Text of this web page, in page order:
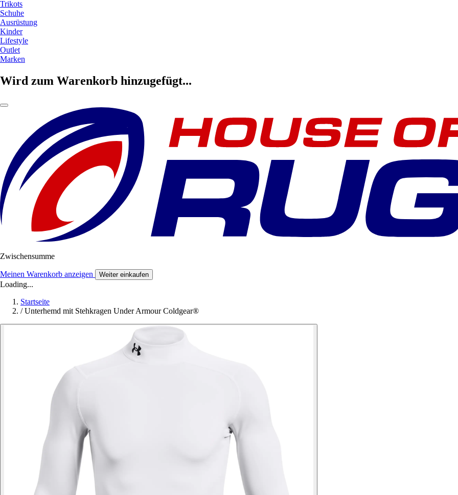
Trikots
Schuhe
Ausrüstung
Kinder
Lifestyle
Outlet
Marken
Wird zum Warenkorb hinzugefügt...
Zwischensumme
Meinen Warenkorb anzeigen Weiter einkaufen
Loading...
Startseite
/ Unterhemd mit Stehkragen Under Armour Coldgear®